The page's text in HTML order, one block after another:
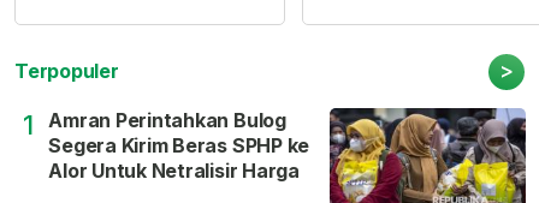
Terpopuler >
1
Amran Perintahkan Bulog
Segera Kirim Beras SPHP ke
Alor Untuk Netralisir Harga